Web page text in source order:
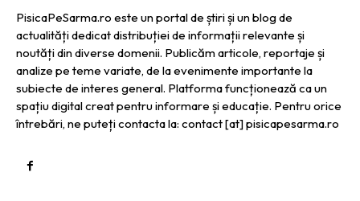
PisicaPeSarma.ro este un portal de știri și un blog de
actualități dedicat distribuției de informații relevante și
noutăți din diverse domenii. Publicăm articole, reportaje și
analize pe teme variate, de la evenimente importante la
subiecte de interes general. Platforma funcționează ca un
spațiu digital creat pentru informare și educație. Pentru orice
întrebări, ne puteți contacta la: contact [at] pisicapesarma.ro